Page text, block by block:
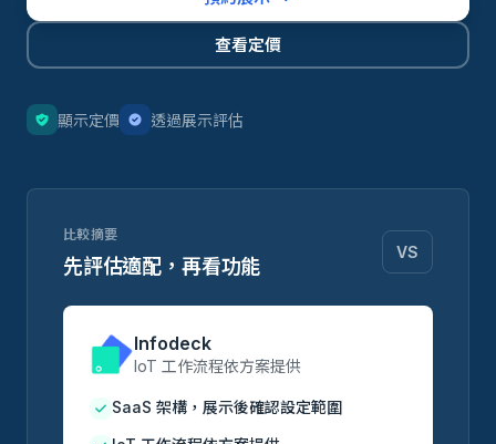
查看定價
顯示定價 透過展示評估
比較摘要
先評估適配，再看功能
VS
Infodeck
IoT 工作流程依方案提供
SaaS 架構，展示後確認設定範圍